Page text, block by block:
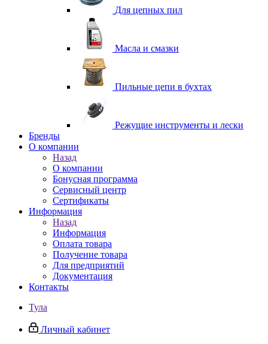
Для цепных пил
Масла и смазки
Пильные цепи в бухтах
Режущие инструменты и лески
Бренды
О компании
Назад
О компании
Бонусная программа
Сервисный центр
Сертификаты
Информация
Назад
Информация
Оплата товара
Получение товара
Для предприятий
Документация
Контакты
Тула
Личный кабинет